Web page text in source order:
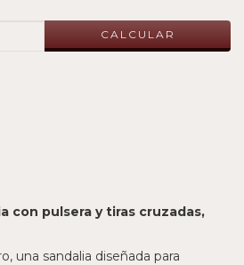
CALCULAR
con pulsera y tiras cruzadas,
una sandalia diseñada para